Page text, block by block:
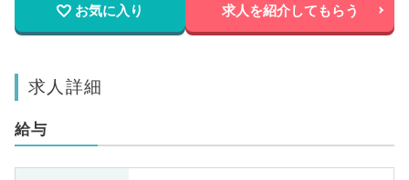
お気に入り 求人を紹介してもらう
求人詳細
給与